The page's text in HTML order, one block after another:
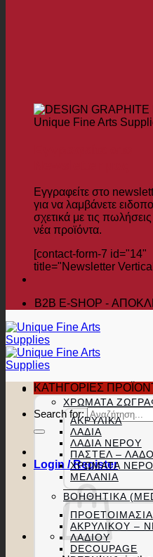
Εγγραφείτε στο
για να λαμβάνετε
σχετικά με τις πωλήσεις
νέα προϊόντα.
[contact-form-7 id="14"
title="Newsletter
B2B Ε-SHOP -
Search for:
Login / Register
ΚΑΤΗΓΟΡΙΕΣ
ΧΡΏΜΑΤΑ
ΑΚΡΥΛΙΚΆ
ΛΆΔΙΑ
ΛΆΔΙΑ ΝΕΡΟΎ
ΠΑΣΤΕΛ –
ΧΡΏΜΑΤΑ
ΜΕΛΆΝΙΑ
ΒΟΗΘΗΤΙΚΆ
ΑΚΡΥΛΙΚΟΎ –
ΛΑΔΙΟΎ
DECOUPAGE